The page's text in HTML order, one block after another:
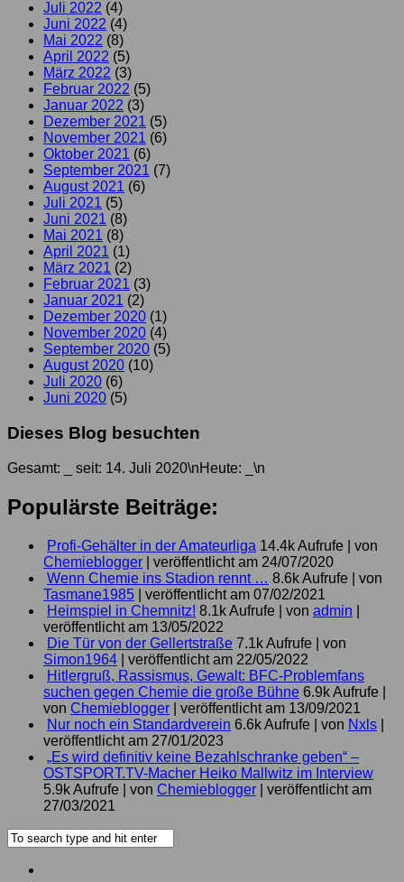
Juli 2022 (4)
Juni 2022 (4)
Mai 2022 (8)
April 2022 (5)
März 2022 (3)
Februar 2022 (5)
Januar 2022 (3)
Dezember 2021 (5)
November 2021 (6)
Oktober 2021 (6)
September 2021 (7)
August 2021 (6)
Juli 2021 (5)
Juni 2021 (8)
Mai 2021 (8)
April 2021 (1)
März 2021 (2)
Februar 2021 (3)
Januar 2021 (2)
Dezember 2020 (1)
November 2020 (4)
September 2020 (5)
August 2020 (10)
Juli 2020 (6)
Juni 2020 (5)
Dieses Blog besuchten
Gesamt: seit: 14. Juli 2020\nHeute: \n
Populärste Beiträge:
Profi-Gehälter in der Amateurliga 14.4k Aufrufe
von
Chemieblogger
veröffentlicht am 24/07/2020
Wenn Chemie ins Stadion rennt … 8.6k Aufrufe
von
Tasmane1985
veröffentlicht am 07/02/2021
Heimspiel in Chemnitz! 8.1k Aufrufe von admin
veröffentlicht am 13/05/2022
Die Tür von der Gellertstraße 7.1k Aufrufe
von
Simon1964
veröffentlicht am 22/05/2022
Hitlergruß, Rassismus, Gewalt: BFC-Problemfans
suchen gegen Chemie die große Bühne 6.9k Aufrufe
von Chemieblogger
veröffentlicht am 13/09/2021
Nur noch ein Standardverein 6.6k Aufrufe von Nxls
veröffentlicht am 27/01/2023
„Es wird definitiv keine Bezahlschranke geben“ –
OSTSPORT.TV-Macher Heiko Mallwitz im Interview
5.9k Aufrufe
von Chemieblogger
veröffentlicht am
27/03/2021